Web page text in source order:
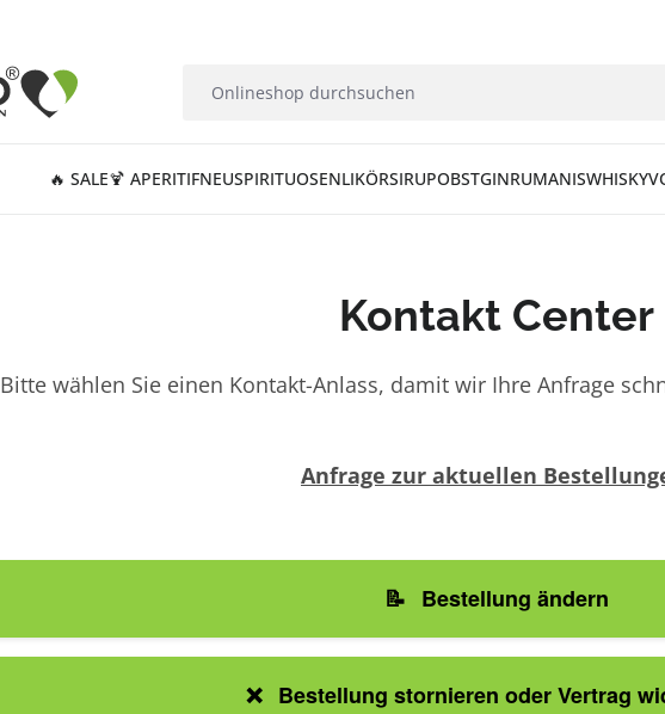
🔥 SALE🍹 APERITIFNEUSPIRITUOSENLIKÖRSIRUPOBSTGINRUMANISWHISKY
Kontakt Center
Bitte wählen Sie einen Kontakt-Anlass, damit wir Ihre Anfrage
Anfrage zur aktuellen
📝 Bestellung ändern
❌ Bestellung stornieren oder Vertrag